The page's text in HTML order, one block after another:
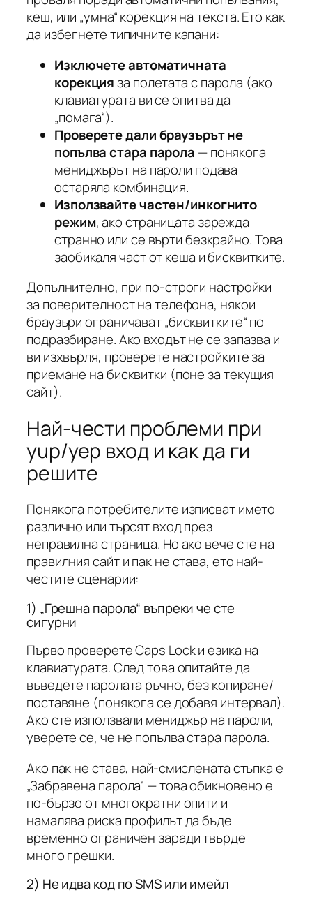
кеш, или „умна“ корекция на текста. Ето как
да избегнете типичните капани:
Изключете автоматичната
корекцияза полетата с парола (ако
клавиатурата ви се опитва да
„помага“).
Проверете дали браузърът не
попълва стара парола — понякога
мениджърът на пароли подава
остаряла комбинация.
Използвайте частен/инкогнито
режим, ако страницата зарежда
странно или се върти безкрайно. Това
заобикаля част от кеша и бисквитките.
Допълнително, при по-строги настройки
за поверителност на телефона, някои
браузъри ограничават „бисквитките“ по
подразбиране. Ако входът не се запазва и
ви изхвърля, проверете настройките за
приемане на бисквитки (поне за текущия
сайт).
Най-чести проблеми при
yup/yeр вход и как да ги
решите
Понякога потребителите изписват името
различно или търсят вход през
неправилна страница. Но ако вече сте на
правилния сайт и пак не става, ето най-
честите сценарии:
1) „Грешна парола“ въпреки че сте
сигурни
Първо проверете Caps Lock и езика на
клавиатурата. След това опитайте да
въведете паролата ръчно, без копиране/
поставяне (понякога се добавя интервал).
Ако сте използвали мениджър на пароли,
уверете се, че не попълва стара парола.
Ако пак не става, най-смислената стъпка е
„Забравена парола“ — това обикновено е
по-бързо от многократни опити и
намалява риска профилът да бъде
временно ограничен заради твърде
много грешки.
2) Не идва код по SMS или имейл